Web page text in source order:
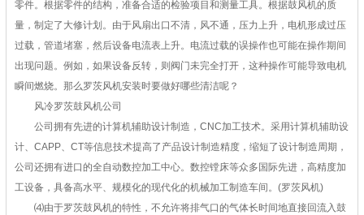
零件。根据零件的结构，准备合适的检验项目和测量工具。根据鼓风机的质
量，制定了大修计划。由于风扇出口不清，风不通，压力上升，电机形成过压
过载，管道堵塞，然后设备电流表上升。电流过载的误操作也可能在操作期间
出现问题。例如，如果设备反转，则阀门未完全打开，这种操作可能导致电机
瞬间燃烧。那么罗茨风机安装时要做好哪些清洁呢？
风冷罗茨鼓风机公司
公司拥有先进的计算机辅助设计制造，CNC加工技术。采用计算机辅助设
计、CAPP、CT等信息技术提高了产品设计制造精度，缩短了设计制造周期，
公司还拥有进口的全自动数控加工中心。数控镗床等众多国际先进，高精度加
工设备，具备高水平、规模化的现代化的机械加工制造车间。(罗茨风机)
⑷由于罗茨鼓风机的特性，不允许将排气口的气体长时间地直接回流入鼓